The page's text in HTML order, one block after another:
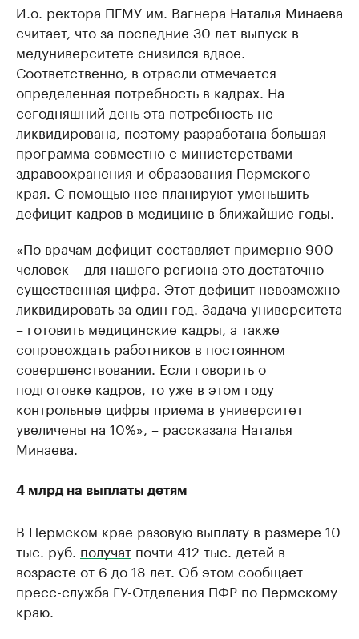
И.о. ректора ПГМУ им. Вагнера Наталья Минаева
считает, что за последние 30 лет выпуск в
медуниверситете снизился вдвое.
Соответственно, в отрасли отмечается
определенная потребность в кадрах. На
сегодняшний день эта потребность не
ликвидирована, поэтому разработана большая
программа совместно с министерствами
здравоохранения и образования Пермского
края. С помощью нее планируют уменьшить
дефицит кадров в медицине в ближайшие годы.
«По врачам дефицит составляет примерно 900
человек – для нашего региона это достаточно
существенная цифра. Этот дефицит невозможно
ликвидировать за один год. Задача университета
– готовить медицинские кадры, а также
сопровождать работников в постоянном
совершенствовании. Если говорить о
подготовке кадров, то уже в этом году
контрольные цифры приема в университет
увеличены на 10%», – рассказала Наталья
Минаева.
4 млрд на выплаты детям
В Пермском крае разовую выплату в размере 10
тыс. руб. получат почти 412 тыс. детей в
возрасте от 6 до 18 лет. Об этом сообщает
пресс-служба ГУ-Отделения ПФР по Пермскому
краю.